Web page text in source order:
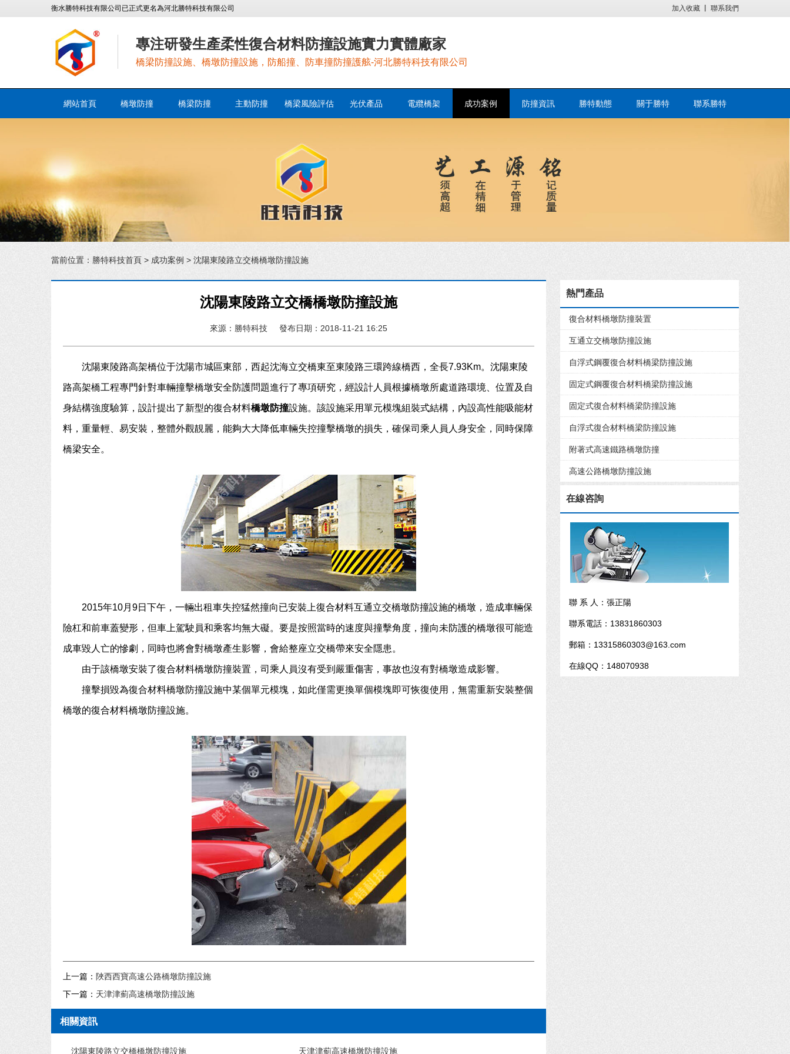
衡水勝特科技有限公司已正式更名為河北勝特科技有限公司 加入收藏 聯系我們
專注研發生產柔性復合材料防撞設施實力實體廠家
橋梁防撞設施、橋墩防撞設施，防船撞、防車撞防撞護舷-河北勝特科技有限公司
網站首頁 橋墩防撞 橋梁防撞 主動防撞 橋梁風險評估 光伏產品 電纜橋架 成功案例 防撞資訊 勝特動態 關于勝特 聯系勝特
當前位置： 勝特科技首頁 > 成功案例 > 沈陽東陵路立交橋橋墩防撞設施
沈陽東陵路立交橋橋墩防撞設施
來源：勝特科技 發布日期：2018-11-21 16:25
沈陽東陵路高架橋位于沈陽市城區東部，西起沈海立交橋東至東陵路三環跨線橋西，全長7.93Km。沈陽東陵
路高架橋工程專門針對車輛撞擊橋墩安全防護問題進行了專項研究，經設計人員根據橋墩所處道路環境、位置及自
身結構強度驗算，設計提出了新型的復合材料橋墩防撞設施。該設施采用單元模塊組裝式結構，內設高性能吸能材
料，重量輕、易安裝，整體外觀靚麗，能夠大大降低車輛失控撞擊橋墩的損失，確保司乘人員人身安全，同時保障
橋梁安全。
2015年10月9日下午，一輛出租車失控猛然撞向已安裝上復合材料互通立交橋墩防撞設施的橋墩，造成車輛保
險杠和前車蓋變形，但車上駕駛員和乘客均無大礙。要是按照當時的速度與撞擊角度，撞向未防護的橋墩很可能造
成車毀人亡的慘劇，同時也將會對橋墩產生影響，會給整座立交橋帶來安全隱患。
由于該橋墩安裝了復合材料橋墩防撞裝置，司乘人員沒有受到嚴重傷害，事故也沒有對橋墩造成影響。
撞擊損毀為復合材料橋墩防撞設施中某個單元模塊，如此僅需更換單個模塊即可恢復使用，無需重新安裝整個
橋墩的復合材料橋墩防撞設施。
上一篇： 陜西西寶高速公路橋墩防撞設施
下一篇： 天津津薊高速橋墩防撞設施
相關資訊
沈陽東陵路立交橋橋墩防撞設施 天津津薊高速橋墩防撞設施
熱門產品
復合材料橋墩防撞裝置
互通立交橋墩防撞設施
自浮式鋼覆復合材料橋梁防撞設施
固定式鋼覆復合材料橋梁防撞設施
固定式復合材料橋梁防撞設施
自浮式復合材料橋梁防撞設施
附著式高速鐵路橋墩防撞
高速公路橋墩防撞設施
在線咨詢
聯 系 人：張正陽
聯系電話：13831860303
郵箱：13315860303@163.com
在線QQ：148070938